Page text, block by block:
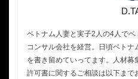
ベトナム人妻と実子2人の4人で
コンサル会社を経営。日頃ベトナ
を書き留めていってます。人材
許可書に関するご相談は以下まで